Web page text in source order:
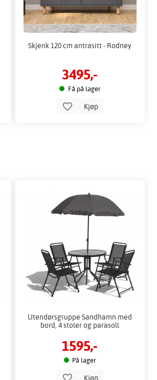
Skjenk 120 cm antrasitt - Rodney
3495,-
Få på lager
Kjøp
Utendørsgruppe Sandhamn med
bord, 4 stoler og parasoll
1595,-
På lager
Kjøp